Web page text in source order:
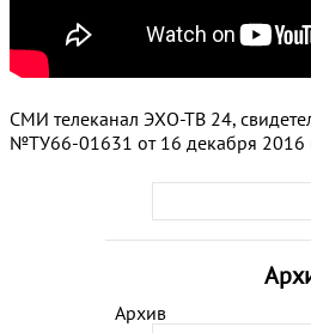
Архив
СМИ телеканал ЭХО-ТВ 24,
№ТУ66-01631 от 16 декабря 2016